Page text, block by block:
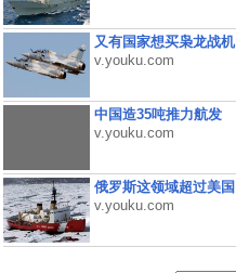
又有国家想买枭龙战机
v.youku.com
中国造35吨推力航发
v.youku.com
俄罗斯这领域超过美国
v.youku.com